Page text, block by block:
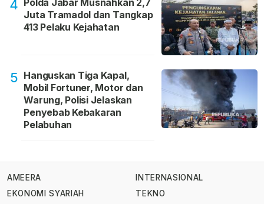
4
Juta Tramadol dan Tangkap
413 Pelaku Kejahatan
5 Hanguskan Tiga Kapal,
Mobil Fortuner, Motor dan
Warung, Polisi Jelaskan
Penyebab Kebakaran
Pelabuhan
AMEERA
EKONOMI SYARIAH
INTERNASIONAL
TEKNO